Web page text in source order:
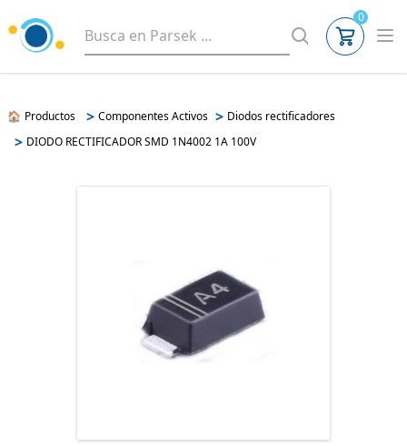
0
🏠 Productos > Componentes Activos > Diodos rectificadores
> DIODO RECTIFICADOR SMD 1N4002 1A 100V